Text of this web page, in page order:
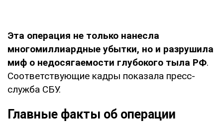
Эта операция не только нанесла
многомиллиардные убытки, но и разрушила
миф о недосягаемости глубокого тыла РФ.
Соответствующие кадры показала пресс-
служба СБУ.
Главные факты об операции